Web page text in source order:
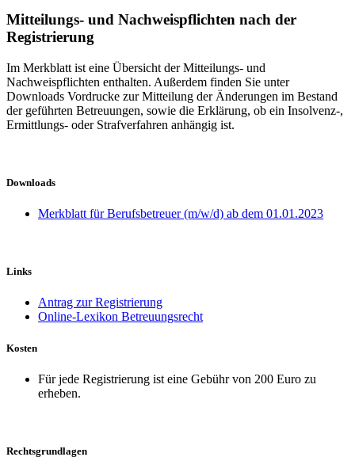
Mitteilungs- und Nachweispflichten nach der
Registrierung
Im Merkblatt ist eine Übersicht der Mitteilungs- und
Nachweispflichten enthalten. Außerdem finden Sie unter
Downloads Vordrucke zur Mitteilung der Änderungen im Bestand
der geführten Betreuungen, sowie die Erklärung, ob ein Insolvenz-,
Ermittlungs- oder Strafverfahren anhängig ist.
Downloads
Merkblatt für Berufsbetreuer (m/w/d) ab dem 01.01.2023
Links
Antrag zur Registrierung
Online-Lexikon Betreuungsrecht
Kosten
Für jede Registrierung ist eine Gebühr von 200 Euro zu
erheben.
Rechtsgrundlagen